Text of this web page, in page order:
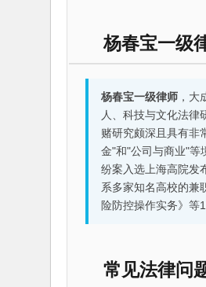
杨春宝一级
杨春宝一级律师，大
人、科技与文化法律
赌研究颇深且具有非
金"和"公司与商业"等
纷案入选上海高院发
系多家知名高校的兼
险防控操作实务》等
常见法律问